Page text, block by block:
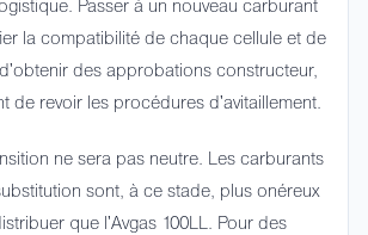
Passer à un nouveau carburant
la compatibilité de chaque cellule et de
des approbations constructeur,
de revoir les procédures d'avitaillement.
ne sera pas neutre. Les carburants
sont, à ce stade, plus onéreux
que l'Avgas 100LL. Pour des